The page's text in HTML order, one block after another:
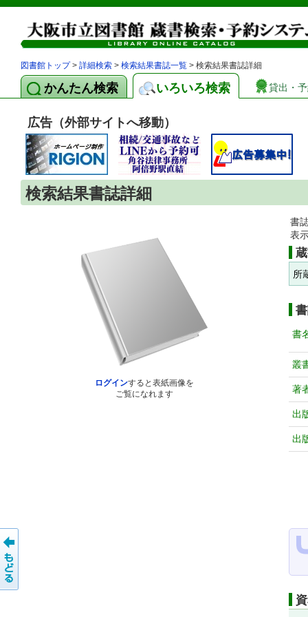
図書館トップ> 詳細検索 > 検索結果書誌一覧 > 検索結果書誌詳細
かんたん検索 いろいろ検索 貸出・
広告（外部サイトへ移動）
検索結果書誌詳細
ログインすると表紙画像を
ご覧になれます
書
表
所
書
叢
著
出
出